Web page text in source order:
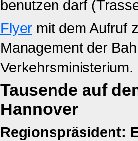
benutzen darf
Flyer mit dem Aufruf
Management der
Verkehrsministerium.
Tausende auf
Hannover
Regionspräsident: